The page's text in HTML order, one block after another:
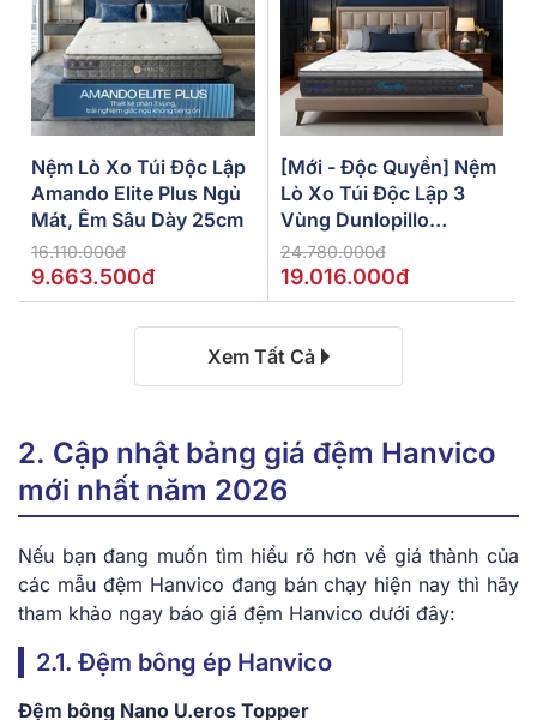
Nệm Lò Xo Túi Độc Lập
Amando Elite Plus Ngủ
Mát, Êm Sâu Dày 25cm
16.110.000đ
9.663.500đ
[Mới - Độc Quyền] Nệm
Lò Xo Túi Độc Lập 3
Vùng Dunlopillo
De.Stress Powerful
24.780.000đ
19.016.000đ
Xem Tất Cả
2. Cập nhật bảng giá đệm Hanvico
mới nhất năm 2026
Nếu bạn đang muốn tìm hiểu rõ hơn về giá thành của
các mẫu đệm Hanvico đang bán chạy hiện nay thì hãy
tham khảo ngay báo giá đệm Hanvico dưới đây:
2.1. Đệm bông ép Hanvico
Đệm bông Nano U.eros Topper